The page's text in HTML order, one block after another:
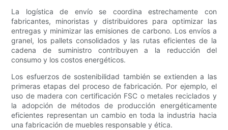
La logística de envío se coordina estrechamente con
fabricantes, minoristas y distribuidores para optimizar las
entregas y minimizar las emisiones de carbono. Los envíos a
granel, los pallets consolidados y las rutas eficientes de la
cadena de suministro contribuyen a la reducción del
consumo y los costos energéticos.
Los esfuerzos de sostenibilidad también se extienden a las
primeras etapas del proceso de fabricación. Por ejemplo, el
uso de madera con certificación FSC o metales reciclados y
la adopción de métodos de producción energéticamente
eficientes representan un cambio en toda la industria hacia
una fabricación de muebles responsable y ética.